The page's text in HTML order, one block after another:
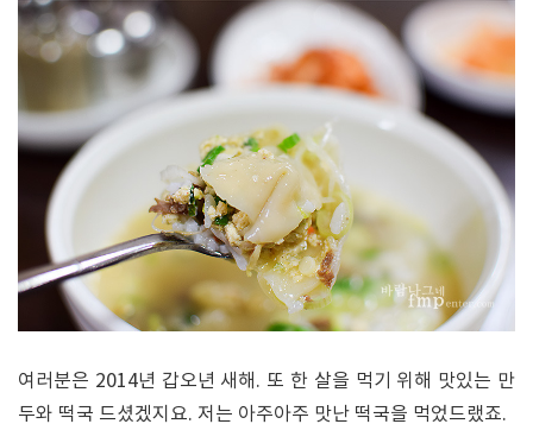
여러분은 2014년 갑오년 새해. 또 한 살을 먹기 위해 맛있는 만
두와 떡국 드셨겠지요. 저는 아주아주 맛난 떡국을 먹었드랬죠.